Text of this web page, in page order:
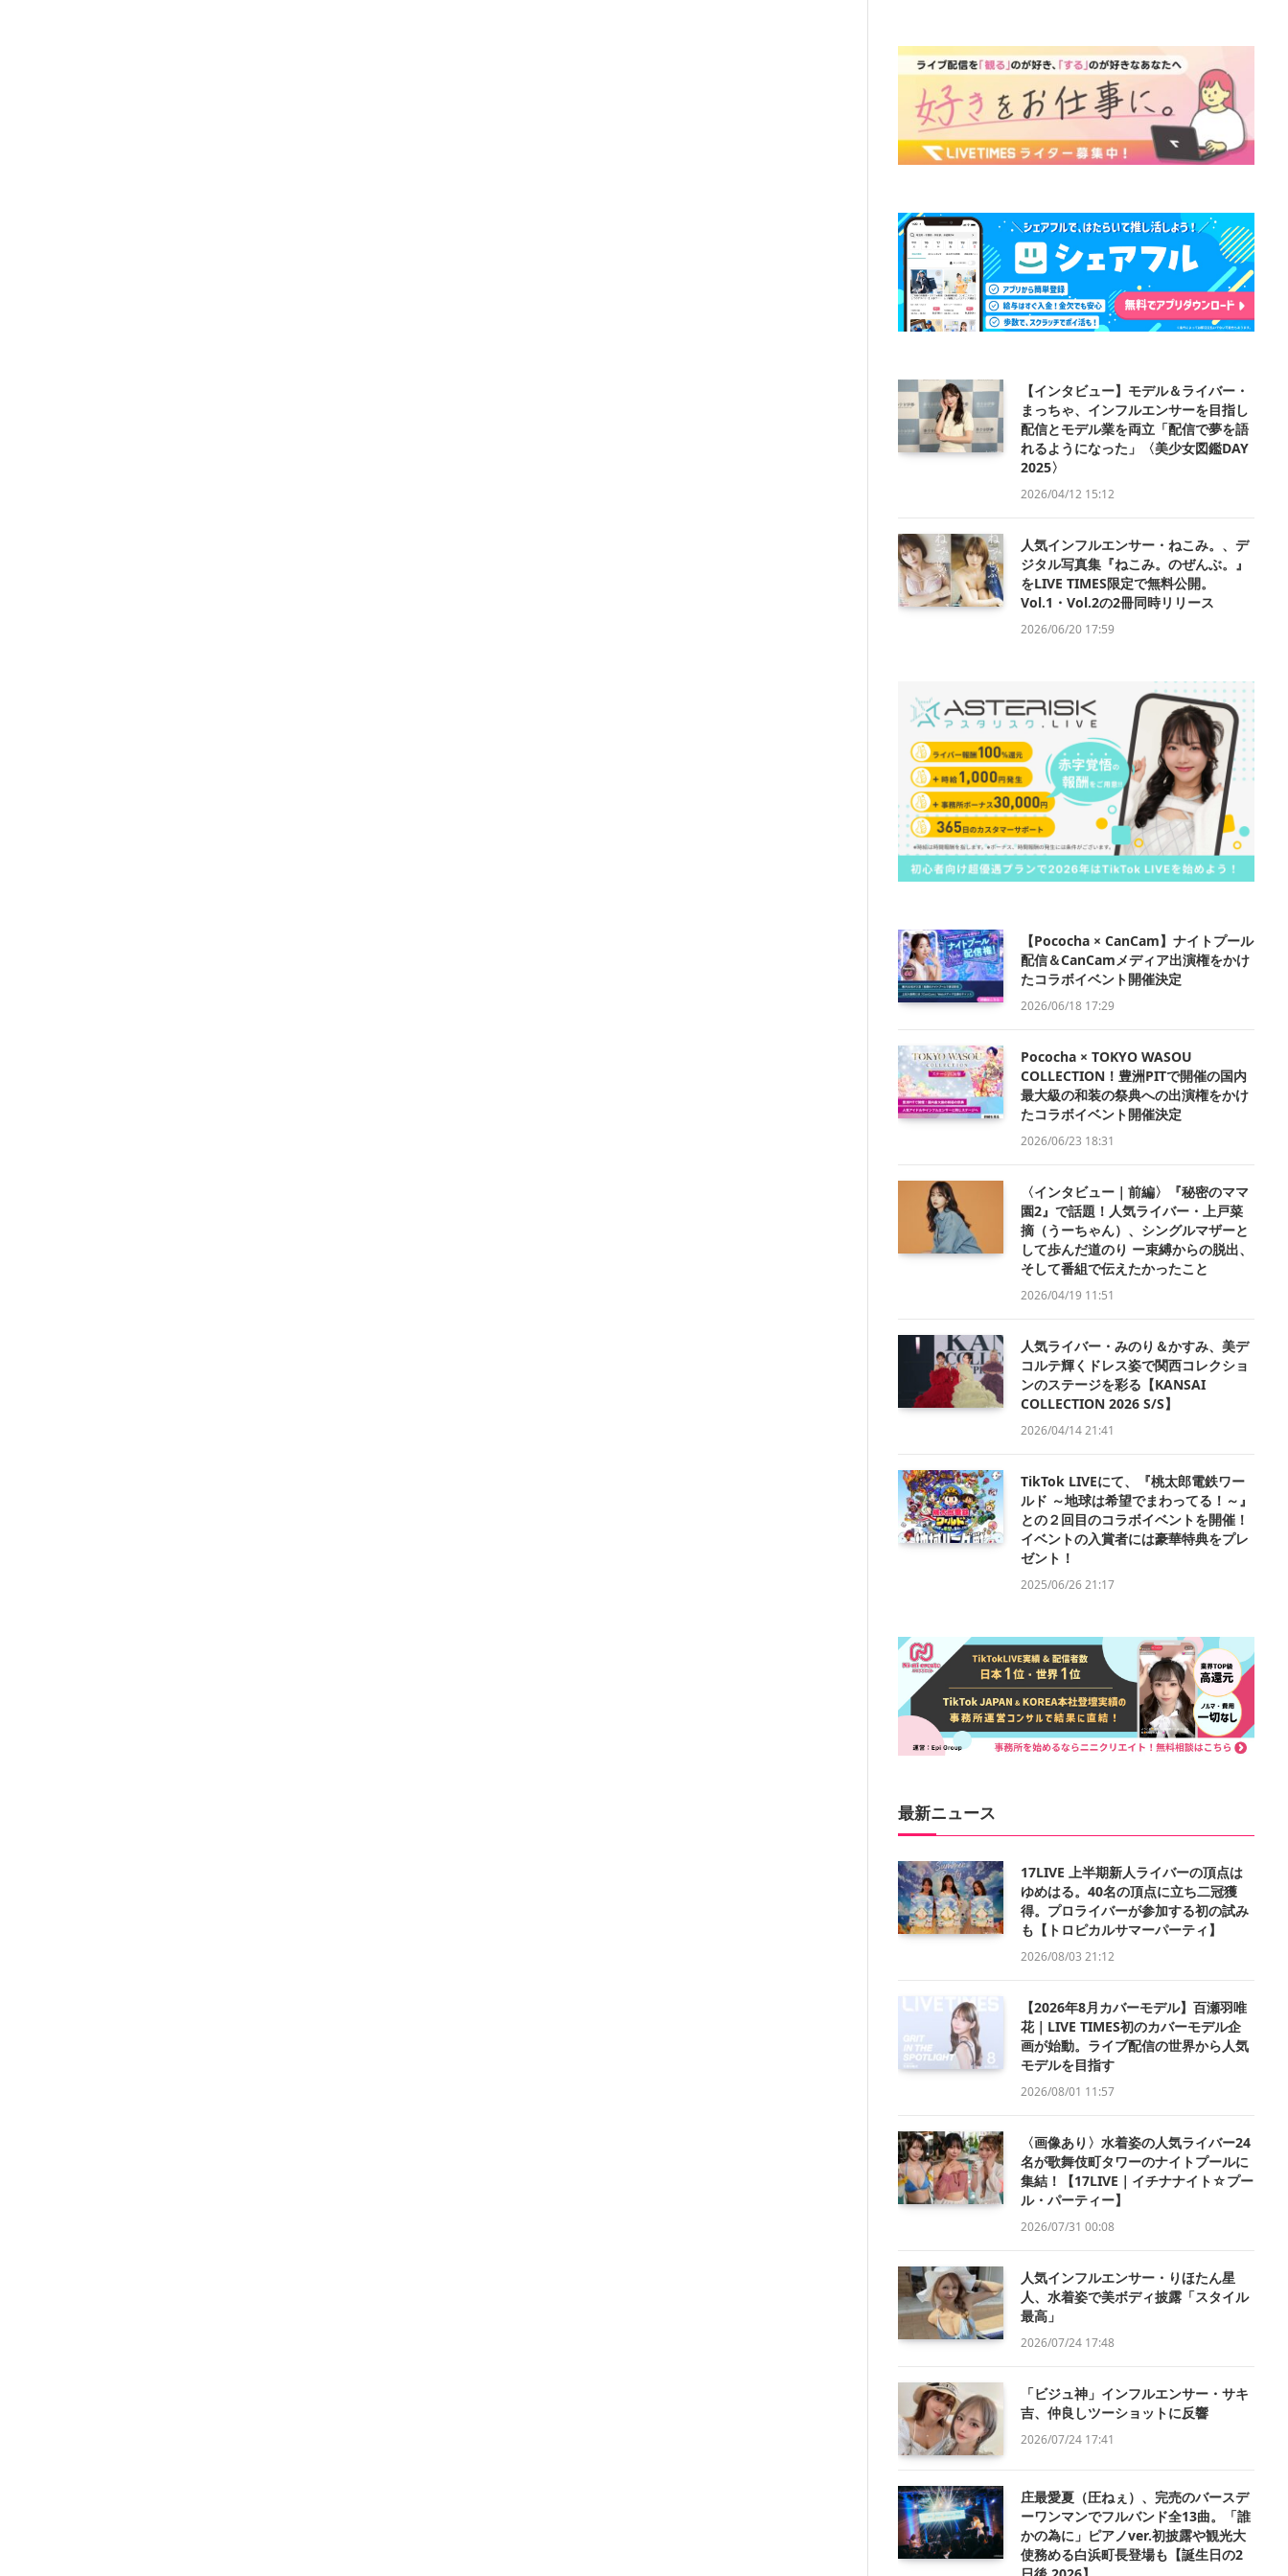
【インタビュー】モデル＆ライバー・
まっちゃ、インフルエンサーを目指し
配信とモデル業を両立「配信で夢を語
れるようになった」〈美少女図鑑DAY
2025〉
2026/04/12 15:12
人気インフルエンサー・ねこみ。、デ
ジタル写真集『ねこみ。のぜんぶ。』
をLIVE TIMES限定で無料公開。
Vol.1・Vol.2の2冊同時リリース
2026/06/20 17:59
【Pococha × CanCam】ナイトプール
配信＆CanCamメディア出演権をかけ
たコラボイベント開催決定
2026/06/18 17:29
Pococha × TOKYO WASOU
COLLECTION！豊洲PITで開催の国内
最大級の和装の祭典への出演権をかけ
たコラボイベント開催決定
2026/06/23 18:31
〈インタビュー｜前編〉『秘密のママ
園2』で話題！人気ライバー・上戸菜
摘（うーちゃん）、シングルマザーと
して歩んだ道のり ー束縛からの脱出、
そして番組で伝えたかったこと
2026/04/19 11:51
人気ライバー・みのり＆かすみ、美デ
コルテ輝くドレス姿で関西コレクショ
ンのステージを彩る【KANSAI
COLLECTION 2026 S/S】
2026/04/14 21:41
TikTok LIVEにて、『桃太郎電鉄ワー
ルド ～地球は希望でまわってる！～』
との２回目のコラボイベントを開催！
イベントの入賞者には豪華特典をプレ
ゼント！
2025/06/26 21:17
最新ニュース
17LIVE 上半期新人ライバーの頂点は
ゆめはる。40名の頂点に立ち二冠獲
得。プロライバーが参加する初の試み
も【トロピカルサマーパーティ】
2026/08/03 21:12
【2026年8月カバーモデル】百瀬羽唯
花｜LIVE TIMES初のカバーモデル企
画が始動。ライブ配信の世界から人気
モデルを目指す
2026/08/01 11:57
〈画像あり〉水着姿の人気ライバー24
名が歌舞伎町タワーのナイトプールに
集結！【17LIVE｜イチナナイト☆プー
ル・パーティー】
2026/07/31 00:08
人気インフルエンサー・りほたん星
人、水着姿で美ボディ披露「スタイル
最高」
2026/07/24 17:48
「ビジュ神」インフルエンサー・サキ
吉、仲良しツーショットに反響
2026/07/24 17:41
庄最愛夏（圧ねぇ）、完売のバースデ
ーワンマンでフルバンド全13曲。「誰
かの為に」ピアノver.初披露や観光大
使務める白浜町長登場も【誕生日の2